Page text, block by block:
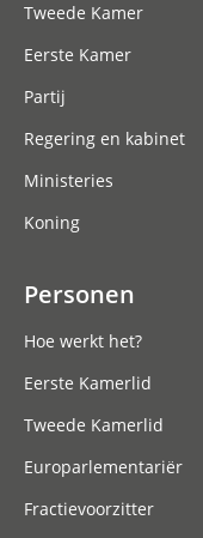
Tweede Kamer
Eerste Kamer
Partij
Regering en kabinet
Ministeries
Koning
Personen
Hoe werkt het?
Eerste Kamerlid
Tweede Kamerlid
Europarlementariër
Fractievoorzitter